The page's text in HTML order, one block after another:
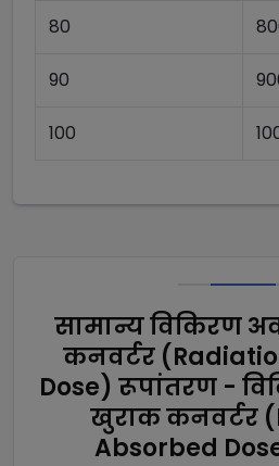
80
90
100
सामान्य विकिरण
कनवर्टर
Dose) रूपांतरण -
खुराक कनवर्टर
Absorbed